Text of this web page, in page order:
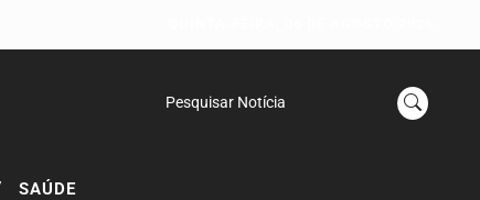
Pesquisar Notícia
SAÚDE